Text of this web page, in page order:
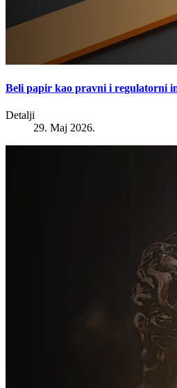
Beli papir kao pravni i regulatorni
Detalji
29. Maj 2026.